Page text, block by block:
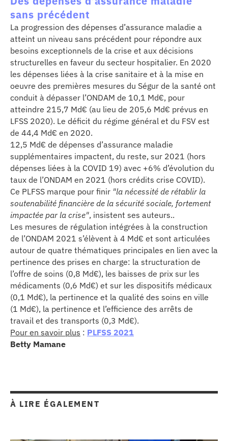
sans précédent
La progression des dépenses d’assurance maladie a
atteint un niveau sans précédent pour répondre aux
besoins exceptionnels de la crise et aux décisions
structurelles en faveur du secteur hospitalier. En 2020
les dépenses liées à la crise sanitaire et à la mise en
oeuvre des premières mesures du Ségur de la santé ont
conduit à dépasser l’ONDAM de 10,1 Md€, pour
atteindre 215,7 Md€ (au lieu de 205,6 Md€ prévus en
LFSS 2020). Le déficit du régime général et du FSV est
de 44,4 Md€ en 2020.
12,5 Md€ de dépenses d’assurance maladie
supplémentaires impactent, du reste, sur 2021 (hors
dépenses liées à la COVID 19) avec +6% d’évolution du
taux de l’ONDAM en 2021 (hors crédits crise COVID).
Ce PLFSS marque pour finir "la nécessité de rétablir la
soutenabilité financière de la sécurité sociale, fortement
impactée par la crise", insistent ses auteurs..
Les mesures de régulation intégrées à la construction
de l’ONDAM 2021 s’élèvent à 4 Md€ et sont articulées
autour de quatre thématiques principales en lien avec la
pertinence des prises en charge: la structuration de
l’offre de soins (0,8 Md€), les baisses de prix sur les
médicaments (0,6 Md€) et sur les dispositifs médicaux
(0,1 Md€), la pertinence et la qualité des soins en ville
(1 Md€), la pertinence et l’efficience des arrêts de
travail et des transports (0,3 Md€).
Pour en savoir plus : PLFSS 2021
Betty Mamane
À LIRE ÉGALEMENT